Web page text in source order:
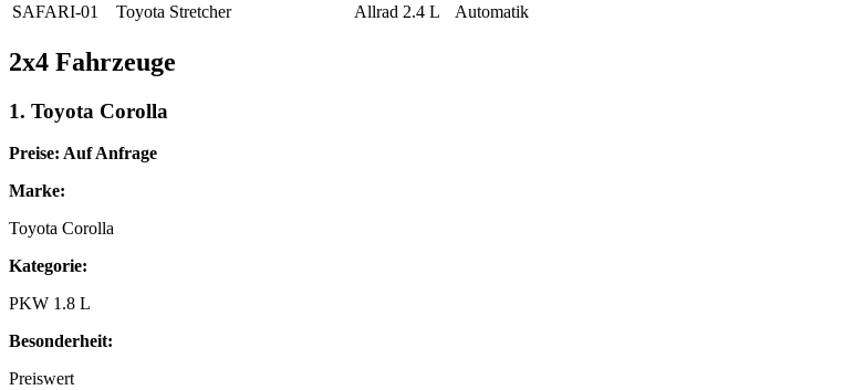
SAFARI-01
Toyota Stretcher Allrad 2.4 L Automatik
2x4 Fahrzeuge
1. Toyota Corolla
Preise: Auf Anfrage
Marke:
Toyota Corolla
Kategorie:
PKW 1.8 L
Besonderheit:
Preiswert